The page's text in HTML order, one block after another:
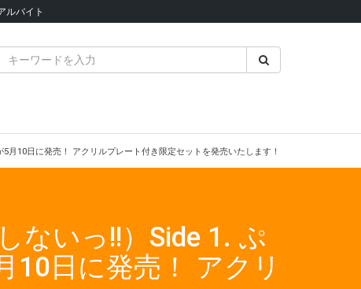
ルバイト
10日に発売！ アクリルプレート付き限定セットを発売いたします！
ないっ!!）Side 1. ぷ
10日に発売！ アクリ